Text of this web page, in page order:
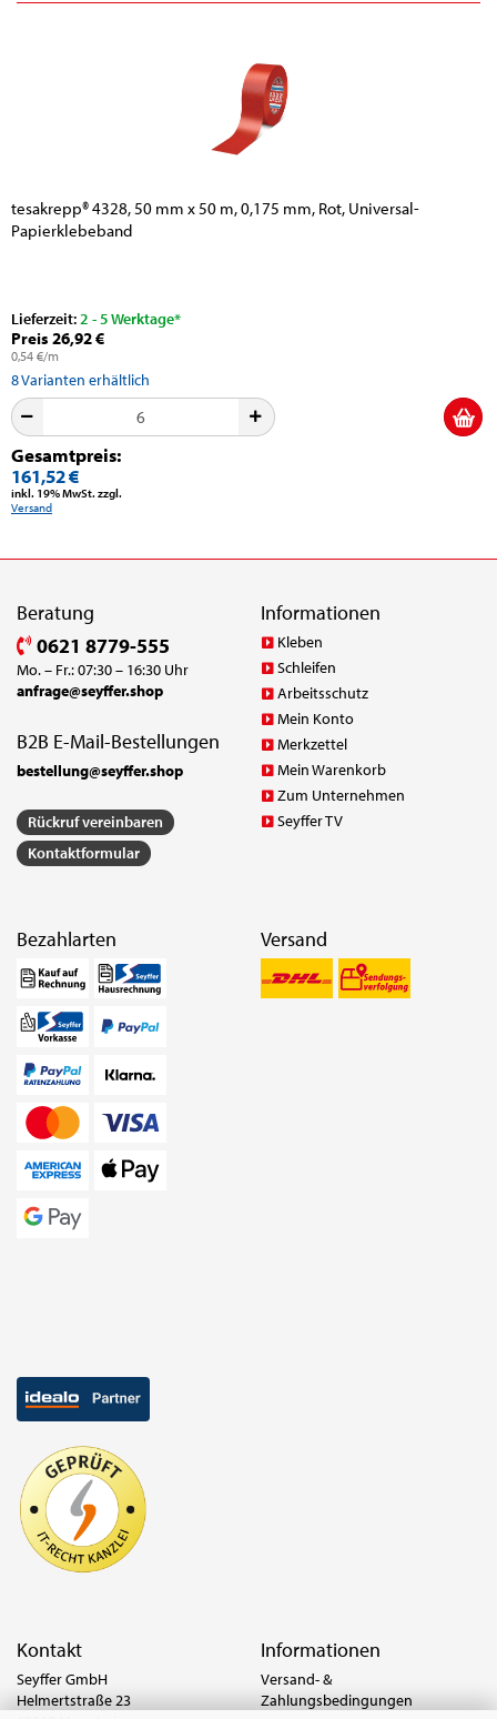
tesakrepp® 4328, 50 mm x 50 m, 0,175 mm, Rot, Universal-
Papierklebeband
Lieferzeit:2 - 5 Werktage*
Preis 26,92 €
0,54 €/m
8Varianten erhältlich
Gesamtpreis:
161,52 €
inkl. 19% MwSt. zzgl.
Versand
Beratung
0621 8779-555
Mo. – Fr.: 07:30 – 16:30 Uhr
anfrage@seyffer.shop
B2B E-Mail-Bestellungen
bestellung@seyffer.shop
Rückruf vereinbaren
Kontaktformular
Informationen
Kleben
Schleifen
Arbeitsschutz
Mein Konto
Merkzettel
Mein Warenkorb
Zum Unternehmen
Seyffer TV
Bezahlarten Versand
Kontakt
Seyffer GmbH
Helmertstraße 23
Informationen
Versand- &
Zahlungsbedingungen